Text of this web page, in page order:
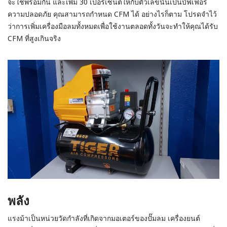
ความปลอดภัย คุณสามารถกำหนด CFM ได้ อย่างไรก็ตาม โปรดจำไว้
ว่าการเพิ่มเครื่องมือลมทั้งหมดเพื่อใช้งานตลอดทั้งวันจะทำให้คุณได้รับ
CFM ที่สูงเกินจริง
พลัง
แรงม้าเป็นหน่วยวัดกำลังที่เกิดจากมอเตอร์ของปั๊มลม เครื่องยนต์